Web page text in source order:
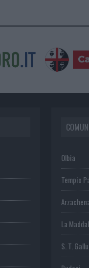
Olbia
Tempio
La
S. T.